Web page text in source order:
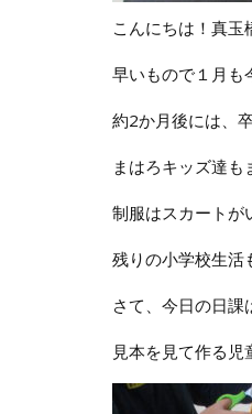
こんにちは！真玉
早いもので１月も
約2か月後には、
まはろキッズ達も
制服はスカートが
残りの小学校生活
さて、今日の日課
見本を見て作る